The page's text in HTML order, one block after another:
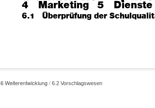
4 Marketing
5 Dienste
6.1 Überprüfung der
6 Weiterentwicklung / 6.2 Vorschlagswesen